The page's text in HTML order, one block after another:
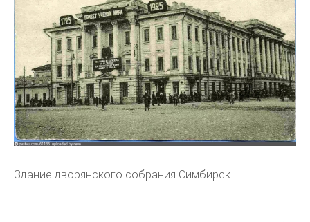
Здание дворянского собрания Симбирск